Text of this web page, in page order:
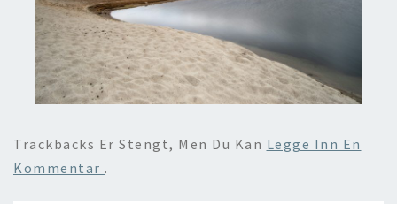
Trackbacks Er Stengt, Men Du Kan Legge Inn En
Kommentar .